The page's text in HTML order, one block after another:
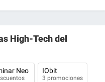
High-Techdel
Neo IObit
3 promociones